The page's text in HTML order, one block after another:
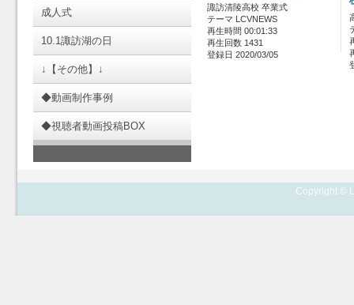
成人式
10.1諏訪湖の日
↓【その他】↓
◆動画制作事例
◆視聴者動画投稿BOX
諏訪清陵高校 卒業式
テーマ LCVNEWS
再生時間 00:01:33
再生回数 1431
登録日 2020/03/05
Copyright ©